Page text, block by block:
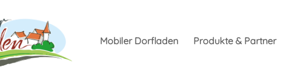
Mobiler Dorfladen Produkte & Partner